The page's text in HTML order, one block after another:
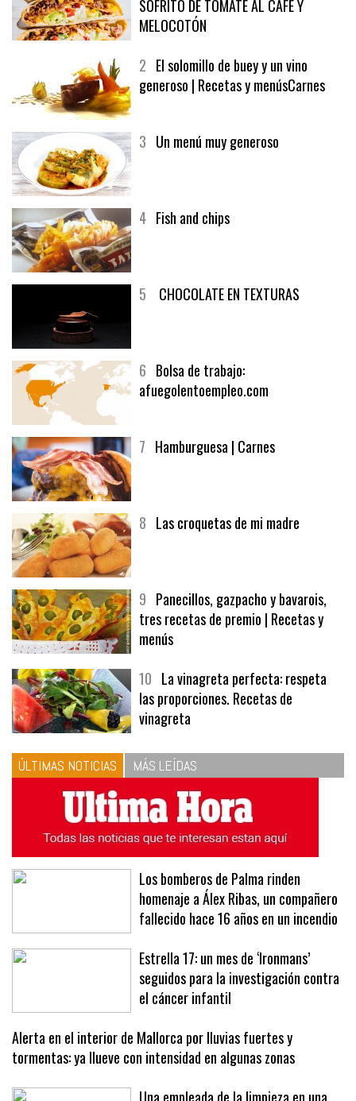
1CRUNCH WRAP SUPREME CON
SOFRITO DE TOMATE AL CAFÉ Y
MELOCOTÓN
2El solomillo de buey y un vino
6Bolsa de trabajo:
9Panecillos, gazpacho y bavarois,
tres recetas de premio | Recetas y
menús
10La vinagreta perfecta: respeta
las proporciones. Recetas de
vinagreta
ÚLTIMAS NOTICIAS MÁS LEÍDAS
Los bomberos de Palma rinden
homenaje a Álex Ribas, un compañero
fallecido hace 16 años en un incendio
Estrella 17: un mes de ‘Ironmans’
seguidos para la investigación contra
el cáncer infantil
Alerta en el interior de Mallorca por lluvias fuertes y
tormentas: ya llueve con intensidad en algunas zonas